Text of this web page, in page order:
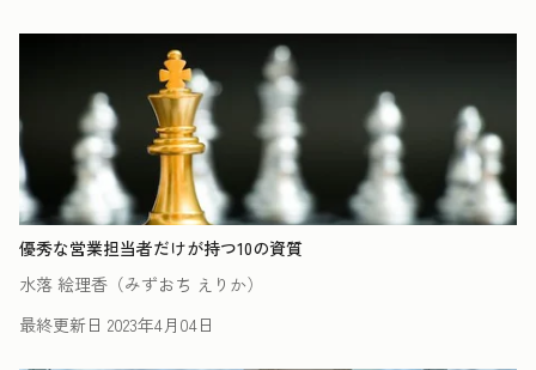
優秀な営業担当者だけが持つ10の資質
水落 絵理香（みずおち えりか）
最終更新日 2023年4月04日